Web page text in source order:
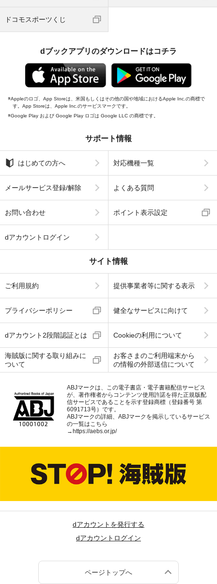
ドコモスポーツくじ
dブックアプリのダウンロードはコチラ
Appleのロゴ、App Storeは、米国もしくはその他の国や地域におけるApple Inc.の商標で
す。App Storeは、Apple Inc.のサービスマークです。
Google Play および Google Play ロゴは Google LLC の商標です。
サポート情報
はじめての方へ 対応機種一覧
メールサービス登録/解除 よくある質問
お問い合わせ ポイント表示設定
dアカウントログイン
サイト情報
ご利用規約 提供事業者等に関する表示
プライバシーポリシー 健全なサービスに向けて
dアカウント2段階認証とは Cookieの利用について
海賊版に関する取り組みに
ついて
お客さまのご利用端末から
の情報の外部送信について
ABJマークは、この電子書店・電子書籍配信サービス
が、著作権者からコンテンツ使用許諾を得た正規版配
信サービスであることを示す登録商標（登録番号 第
6091713号）です。
ABJマークの詳細、ABJマークを掲示しているサービス
の一覧はこちら
→https://aebs.or.jp/
dアカウントを発行する
dアカウントログイン
ページトップへ